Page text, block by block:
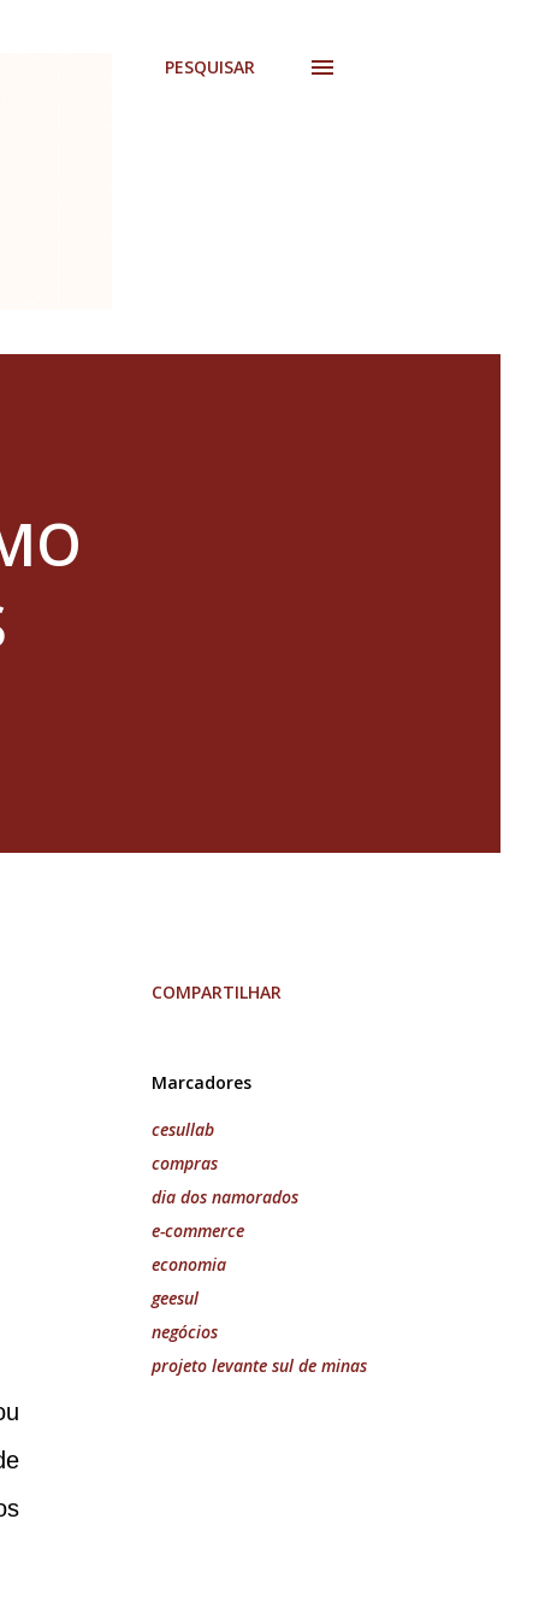
PESQUISAR
COMPARTILHAR
Marcadores
cesullab
compras
dia dos namorados
e-commerce
economia
geesul
negócios
projeto levante sul de minas